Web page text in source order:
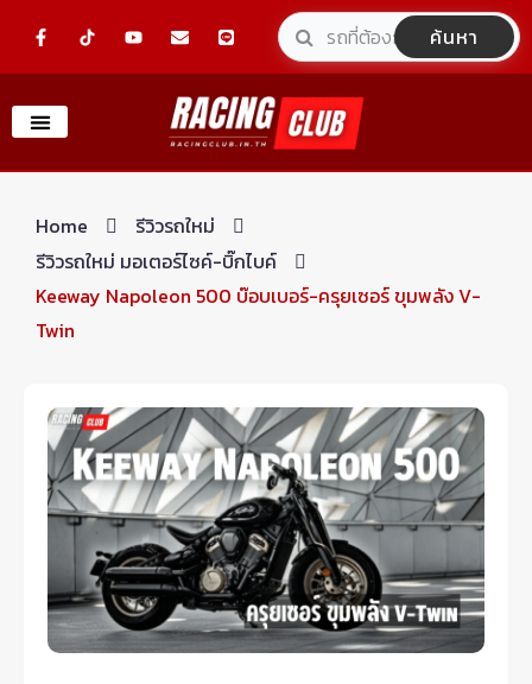
F
a
e
o
o
-
o
t
n
e
l
o
p
e
L
i
e
ค้นหา
Home
รีวิวรถใหม่
รีวิวรถใหม่ มอเตอร์ไซค์-บิ๊กไบค์
Keeway Napoleon 500 บ๊อบเบอร์-ครุยเซอร์ ขุมพลัง V-
Twin